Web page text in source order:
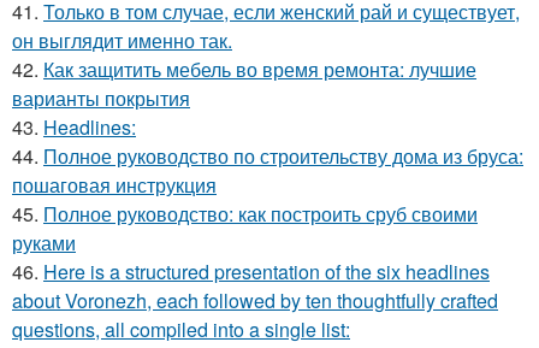
41. Только в том случае, если женский рай и существует,
он выглядит именно так.
42. Как защитить мебель во время ремонта: лучшие
варианты покрытия
43. Headlines:
44. Полное руководство по строительству дома из бруса:
пошаговая инструкция
45. Полное руководство: как построить сруб своими
руками
46. Here is a structured presentation of the six headlines
about Voronezh, each followed by ten thoughtfully crafted
questions, all compiled into a single list: